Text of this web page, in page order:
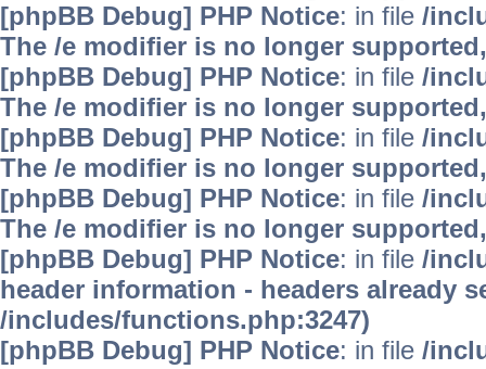
[phpBB Debug] PHP Notice: in file /
The /e modifier is no longer
[phpBB Debug] PHP Notice: in file /
The /e modifier is no longer
[phpBB Debug] PHP Notice: in file /
The /e modifier is no longer
[phpBB Debug] PHP Notice: in file /
The /e modifier is no longer
[phpBB Debug] PHP Notice: in file /
header information - headers already
/includes/functions.php:3247)
[phpBB Debug] PHP Notice: in file /